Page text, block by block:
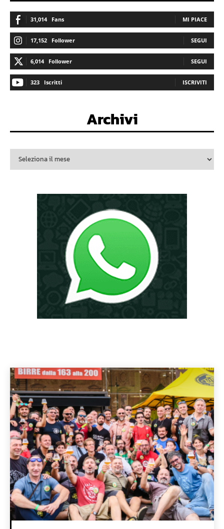
31,014 Fans MI PIACE
17,152 Follower SEGUI
6,014 Follower SEGUI
323 Iscritti ISCRIVITI
Archivi